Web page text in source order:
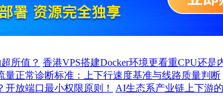
所值？ 香港VPS搭建Docker环境更看重CPU还是
量正常诊断标准：上下行速度基准与线路质量判断
放端口最小权限原则！ AI生态系产业链上下游